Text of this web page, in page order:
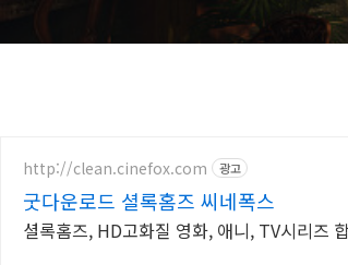
http://clean.cinefox.com 광고
굿다운로드 셜록홈즈 씨네폭스
셜록홈즈, HD고화질 영화, 애니, TV시리즈